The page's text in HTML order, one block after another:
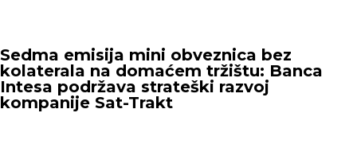
Sedma emisija mini obveznica bez
kolaterala na domaćem tržištu: Banca
Intesa podržava strateški razvoj
kompanije Sat-Trakt